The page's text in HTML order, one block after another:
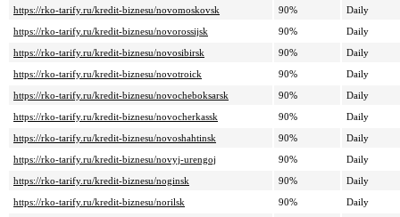
https://rko-tarify.ru/kredit-biznesu/novomoskovsk
90%
Daily
https://rko-tarify.ru/kredit-biznesu/novorossijsk
90%
Daily
https://rko-tarify.ru/kredit-biznesu/novosibirsk
90%
Daily
https://rko-tarify.ru/kredit-biznesu/novotroick
90%
Daily
https://rko-tarify.ru/kredit-biznesu/novocheboksarsk
90%
Daily
https://rko-tarify.ru/kredit-biznesu/novocherkassk
90%
Daily
https://rko-tarify.ru/kredit-biznesu/novoshahtinsk
90%
Daily
https://rko-tarify.ru/kredit-biznesu/novyj-urengoj
90%
Daily
https://rko-tarify.ru/kredit-biznesu/noginsk
90%
Daily
https://rko-tarify.ru/kredit-biznesu/norilsk
90%
Daily